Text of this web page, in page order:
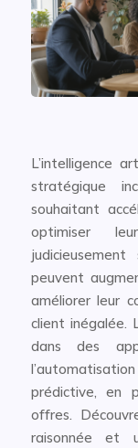
L’intelligence
stratégique
souhaitant
optimiser
peuvent
améliorer leur
client inégalée.
dans des
prédictive, en
offres.
raisonnée et